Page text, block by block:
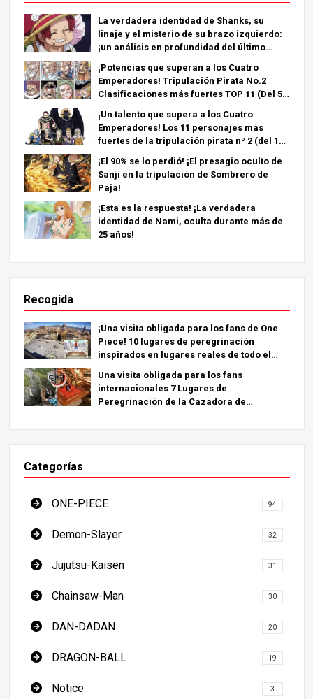
La verdadera identidad de Shanks, su
linaje y el misterio de su brazo izquierdo:
¡un análisis en profundidad del último
¡Potencias que superan a los Cuatro
Emperadores! Tripulación Pirata No.2
Clasificaciones más fuertes TOP 11 (Del 5º
¡Un talento que supera a los Cuatro
Emperadores! Los 11 personajes más
fuertes de la tripulación pirata nº 2 (del 11º
¡El 90% se lo perdió! ¡El presagio oculto de
Sanji en la tripulación de Sombrero de
Paja!
¡Esta es la respuesta! ¡La verdadera
identidad de Nami, oculta durante más de
25 años!
Recogida
¡Una visita obligada para los fans de One
Piece! 10 lugares de peregrinación
inspirados en lugares reales de todo el
Una visita obligada para los fans
internacionales 7 Lugares de
Peregrinación de la Cazadora de
Categorías
ONE-PIECE 94
Demon-Slayer 32
Jujutsu-Kaisen 31
Chainsaw-Man 30
DAN-DADAN 20
DRAGON-BALL 19
Notice 3